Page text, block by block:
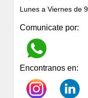
Lunes a Viernes de
Comunicate por:
Encontranos en: